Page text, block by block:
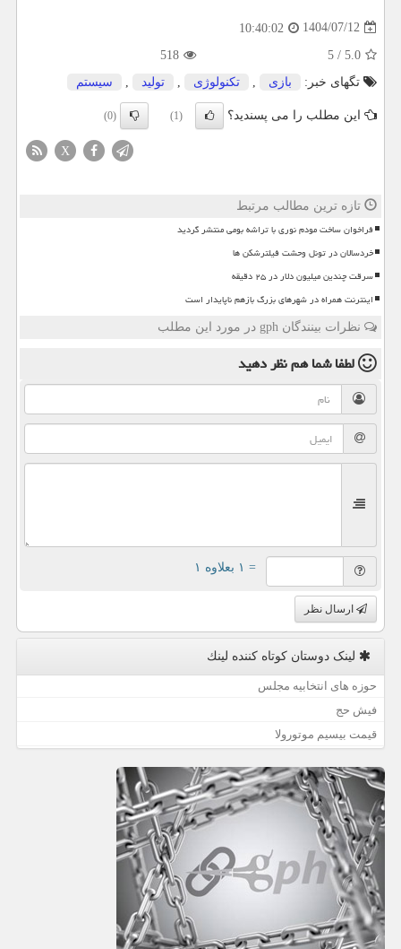
1404/07/12
10:40:02
5.0
/
5
518
تگهای خبر:
بازی , تكنولوژی , تولید , سیستم
این مطلب را می پسندید؟ (1)
(0)
X
تازه ترین مطالب مرتبط
فراخوان ساخت مودم نوری با تراشه بومی منتشر گردید
خردسالان در تونل وحشت فیلترشکن ها
سرقت چندین میلیون دلار در ۲۵ دقیقه
اینترنت همراه در شهرهای بزرگ بازهم ناپایدار است
نظرات بینندگان gph در مورد این مطلب
لطفا شما همنظر دهید
= ۱ بعلاوه ۱
ارسال نظر
لینک دوستان كوتاه كننده لینك
حوزه های انتخابیه مجلس
فیش حج
قیمت بیسیم موتورولا